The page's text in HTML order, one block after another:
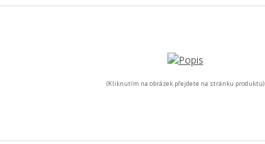
(Kliknutím na obrázek přejdete na stránku produktu)